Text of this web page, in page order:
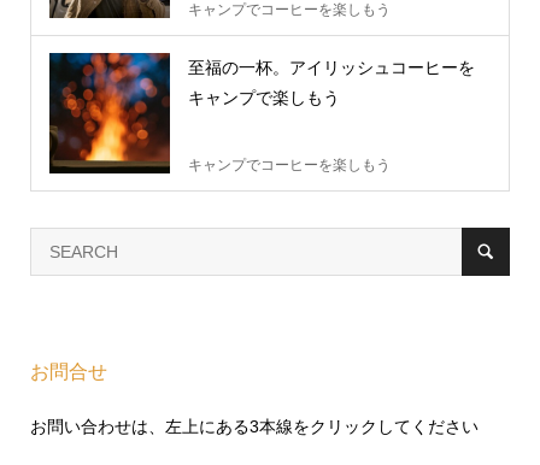
キャンプでコーヒーを楽しもう
至福の一杯。アイリッシュコーヒーを
キャンプで楽しもう
キャンプでコーヒーを楽しもう
お問合せ
お問い合わせは、左上にある3本線をクリックしてください